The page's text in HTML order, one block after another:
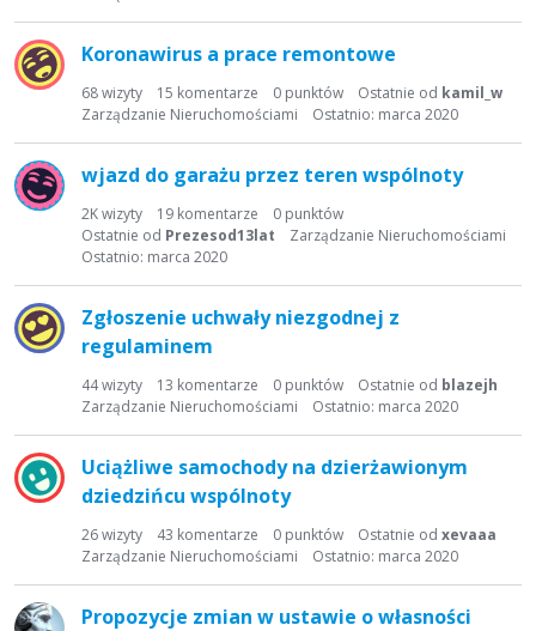
Koronawirus a prace remontowe
68wizyty 15 komentarze 0 punktów Ostatnie od kamil_w
Ostatnio: marca 2020
Zarządzanie Nieruchomościami
wjazd do garażu przez teren wspólnoty
2Kwizyty 19 komentarze 0 punktów
Ostatnie od Prezesod13lat
Ostatnio: marca 2020
Zarządzanie Nieruchomościami
Zgłoszenie uchwały niezgodnej z
regulaminem
44wizyty 13 komentarze 0 punktów Ostatnie od blazejh
Ostatnio: marca 2020
Zarządzanie Nieruchomościami
Uciążliwe samochody na dzierżawionym
dziedzińcu wspólnoty
26wizyty 43 komentarze 0 punktów Ostatnie od xevaaa
Ostatnio: marca 2020
Zarządzanie Nieruchomościami
Propozycje zmian w ustawie o własności